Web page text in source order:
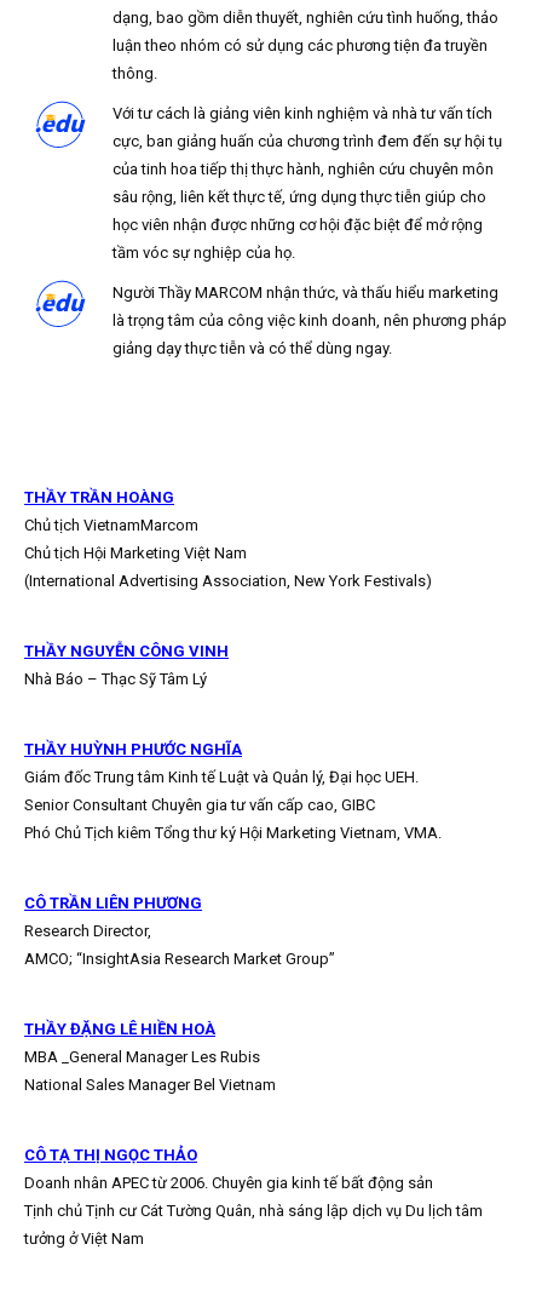
dạng, bao gồm diễn thuyết, nghiên cứu tình huống, thảo
luận theo nhóm có sử dụng các phương tiện đa truyền
thông.
Với tư cách là giảng viên kinh nghiệm và nhà tư vấn tích
cực, ban giảng huấn của chương trình đem đến sự hội tụ
của tinh hoa tiếp thị thực hành, nghiên cứu chuyên môn
sâu rộng, liên kết thực tế, ứng dụng thực tiễn giúp cho
học viên nhận được những cơ hội đặc biệt để mở rộng
tầm vóc sự nghiệp của họ.
Người Thầy MARCOM nhận thức, và thấu hiểu marketing
là trọng tâm của công việc kinh doanh, nên phương pháp
giảng dạy thực tiễn và có thể dùng ngay.
THẦY TRẦN HOÀNG
Chủ tịch VietnamMarcom
Chủ tịch Hội Marketing Việt Nam
(International Advertising Association, New York Festivals)
THẦY NGUYỄN CÔNG VINH
Nhà Báo – Thạc Sỹ Tâm Lý
THẦY HUỲNH PHƯỚC NGHĨA
Giám đốc Trung tâm Kinh tế Luật và Quản lý, Đại học UEH.
Senior Consultant Chuyên gia tư vấn cấp cao, GIBC
Phó Chủ Tịch kiêm Tổng thư ký Hội Marketing Vietnam, VMA.
CÔ TRẦN LIÊN PHƯƠNG
Research Director,
AMCO; “InsightAsia Research Market Group”
THẦY ĐẶNG LÊ HIỀN HOÀ
MBA _General Manager Les Rubis
National Sales Manager Bel Vietnam
CÔ TẠ THỊ NGỌC THẢO
Doanh nhân APEC từ 2006. Chuyên gia kinh tế bất động sản
Tịnh chủ Tịnh cư Cát Tường Quân, nhà sáng lập dịch vụ Du lịch tâm
tưởng ở Việt Nam